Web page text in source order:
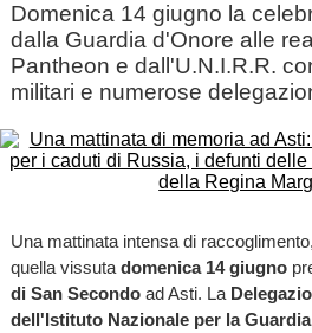
Domenica 14 giugno la
dalla Guardia d'Onore alle
Pantheon e dall'U.N.I.R.R.
militari e numerose
Una mattinata intensa di
quella vissuta domenica 14 giugno
di San Secondoad Asti. La
dell'Istituto Nazionale per la